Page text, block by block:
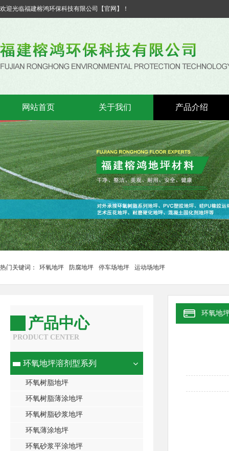
欢迎光临福建榕鸿环保科技有限公司【官网】！
网站首页 关于我们 产品介绍
热门关键词： 环氧地坪 防腐地坪 停车场地坪 运动场地坪
产品中心
PRODUCT CENTER
环氧地坪溶剂型系列
环氧树脂地坪
环氧树脂薄涂地坪
环氧树脂砂浆地坪
环氧薄涂地坪
环氧砂浆平涂地坪
环氧地